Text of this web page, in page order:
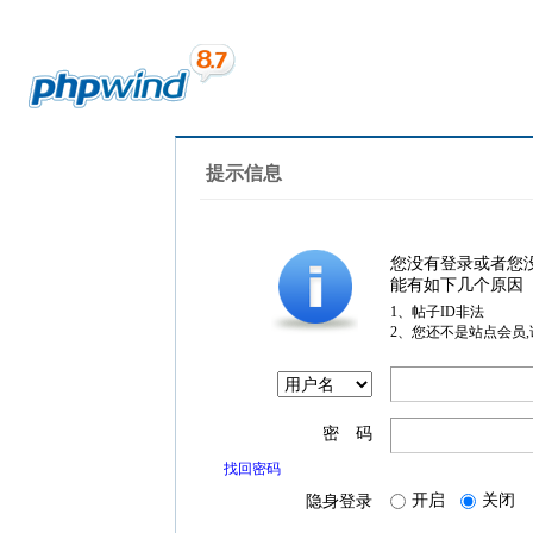
提示信息
您没有登录或者您
能有如下几个原因
1、帖子ID非法
2、您还不是站点会员
密 码
找回密码
隐身登录 开启 关闭